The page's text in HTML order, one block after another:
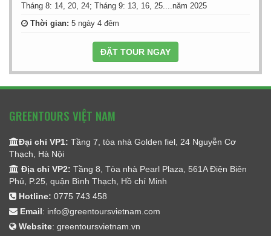
Tháng 8: 14, 20, 24; Tháng 9: 13, 16, 25....năm 2025
Thời gian: 5 ngày 4 đêm
ĐẶT TOUR NGAY
GREENTOURS VIỆT NAM
Đại chỉ VP1: Tầng 7, tòa nhà Golden fiel, 24 Nguyễn Cơ
Thạch, Hà Nội
Địa chỉ VP2: Tầng 8, Tòa nhà Pearl Plaza, 561A Điện Biên
Phủ, P.25, quận Bình Thạch, Hồ chí Minh
Hotline: 0775 743 458
Email: info@greentoursvietnam.com
Website: greentoursvietnam.vn